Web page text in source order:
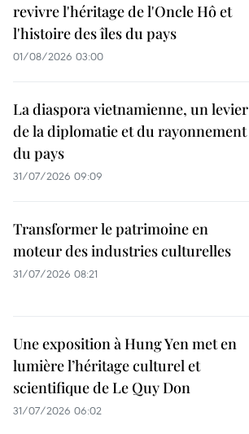
revivre l'héritage de l'Oncle Hô et
l'histoire des îles du pays
01/08/2026 03:00
La diaspora vietnamienne, un levier
de la diplomatie et du rayonnement
du pays
31/07/2026 09:09
Transformer le patrimoine en
moteur des industries culturelles
31/07/2026 08:21
Une exposition à Hung Yen met en
lumière l’héritage culturel et
scientifique de Le Quy Don
31/07/2026 06:02